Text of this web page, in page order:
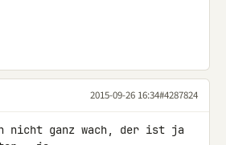
2015-09-26 16:34#4287824
nicht ganz wach, der ist ja